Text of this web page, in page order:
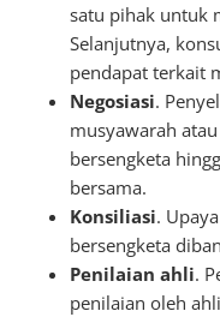
satu pihak untuk
Selanjutnya,
pendapat terkait
Negosiasi.
musyawarah
bersengketa
bersama.
Konsiliasi.
bersengketa
Penilaian ahli.
penilaian oleh